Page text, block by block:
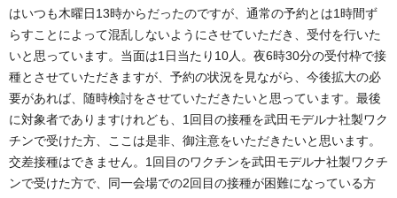
はいつも木曜日13時からだったのですが、通常の予約とは1時間ず
らすことによって混乱しないようにさせていただき、受付を行いた
いと思っています。当面は1日当たり10人。夜6時30分の受付枠で接
種とさせていただきますが、予約の状況を見ながら、今後拡大の必
要があれば、随時検討をさせていただきたいと思っています。最後
に対象者でありますけれども、1回目の接種を武田モデルナ社製ワク
チンで受けた方、ここは是非、御注意をいただきたいと思います。
交差接種はできません。1回目のワクチンを武田モデルナ社製ワクチ
ンで受けた方で、同一会場での2回目の接種が困難になっている方